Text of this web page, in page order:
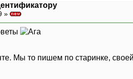
»
Мы то пишем по старинке,